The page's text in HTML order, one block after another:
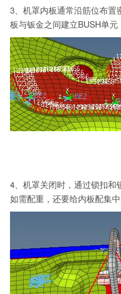
3、机罩内板通常沿筋位布
板与钣金之间建立BUSH单
4、机罩关闭时，通过锁扣和
如需配重，还要给内板配集中